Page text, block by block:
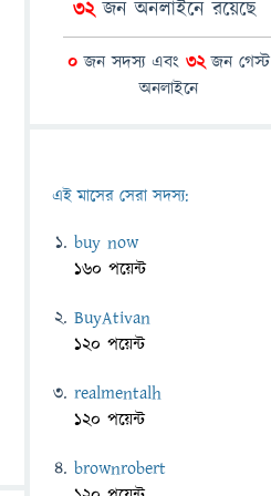
32জন অনলাইনে রয়েছে
0 জন সদস্য এবং 32জন গেস্ট
অনলাইনে
এই মাসের সেরা সদস্য:
buy now
160 পয়েন্ট
BuyAtivan
120 পয়েন্ট
realmentalh
120 পয়েন্ট
brownrobert